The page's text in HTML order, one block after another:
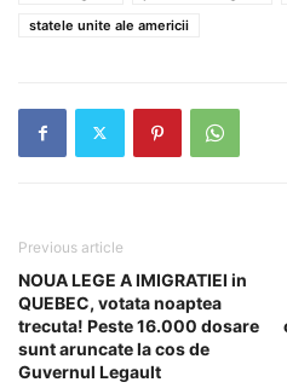
statele unite ale americii
Previous article
NOUA LEGE A IMIGRATIEI in
QUEBEC, votata noaptea
trecuta! Peste 16.000 dosare
sunt aruncate la cos de
Guvernul Legault